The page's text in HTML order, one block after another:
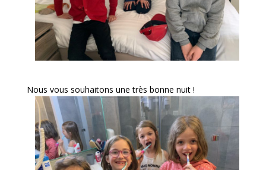
Nous vous souhaitons une très bonne nuit !